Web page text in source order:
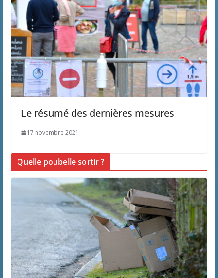
Le résumé des dernières mesures
17 novembre 2021
Quelle poubelle sortir ?